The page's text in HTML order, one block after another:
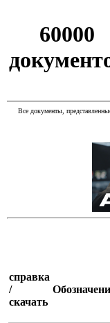
60000
Все документы,
справка
/
скачать